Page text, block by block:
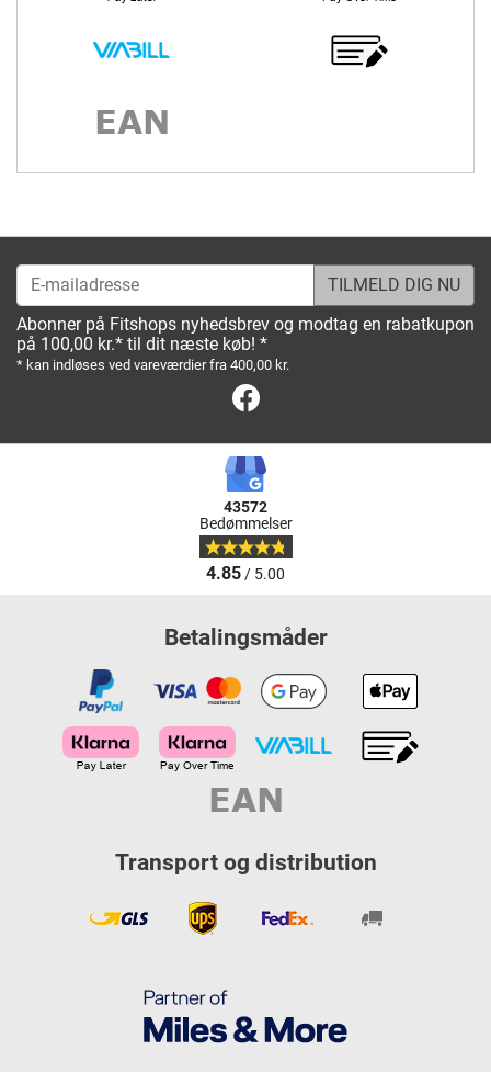
E-mailadresse
Abonner på Fitshops nyhedsbrev og modtag en rabatkupon
på 100,00 kr.* til dit næste køb! *
* kan indløses ved vareværdier fra 400,00 kr.
43572
Bedømmelser
4.85/ 5.00
Betalingsmåder
Transport og distribution